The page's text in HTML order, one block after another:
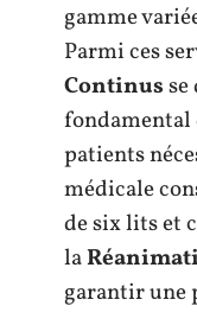
gamme
Parmi ces
Continus
fondamental
patients
médicale
de six lits et
la
garantir une